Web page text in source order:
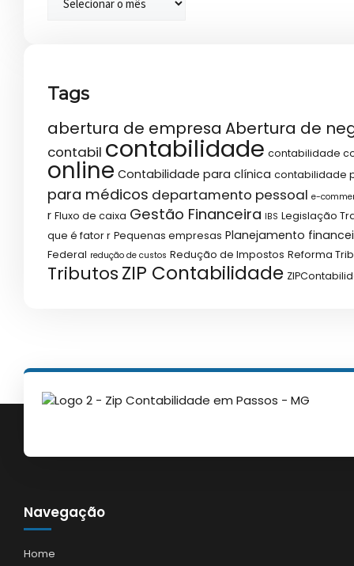
Tags
abertura de empresa Abertura de
contabil contabilidade contabilidade
online Contabilidade para clínica contabilidade
para médicos departamento pessoal e-
r Fluxo de caixa Gestão Financeira IBS Legislação
que é fator r Pequenas empresas Planejamento
Federal redução de custos Redução de Impostos Reforma
TributosZIP Contabilidade
Navegação
Home